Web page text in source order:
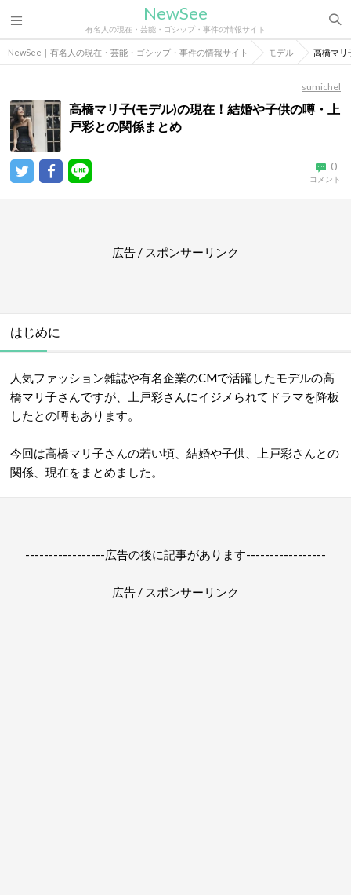
NewSee
有名人の現在・芸能・ゴシップ・事件の情報サイト
NewSee｜有名人の現在・芸能・ゴシップ・事件の情報サイト モデル 高橋マリ
sumichel
高橋マリ子(モデル)の現在！結婚や子供の噂・上
戸彩との関係まとめ
0
コメント
広告 / スポンサーリンク
はじめに
人気ファッション雑誌や有名企業のCMで活躍したモデルの高
橋マリ子さんですが、上戸彩さんにイジメられてドラマを降板
したとの噂もあります。
今回は高橋マリ子さんの若い頃、結婚や子供、上戸彩さんとの
関係、現在をまとめました。
-----------------広告の後に記事があります-----------------
広告 / スポンサーリンク